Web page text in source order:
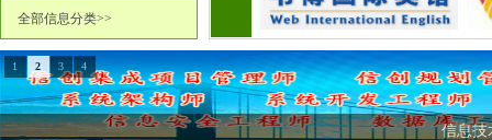
全部信息分类>>
信息技
1 2 3 4